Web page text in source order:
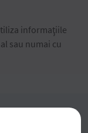
informaţiile
sau numai cu